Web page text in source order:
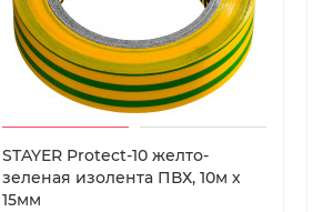
STAYER Protect-10 желто-
зеленая изолента ПВХ, 10м х
15мм